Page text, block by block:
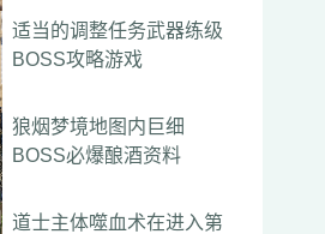
适当的调整任务武器练级
BOSS攻略游戏
狼烟梦境地图内巨细
BOSS必爆酿酒资料
道士主体噬血术在进入第